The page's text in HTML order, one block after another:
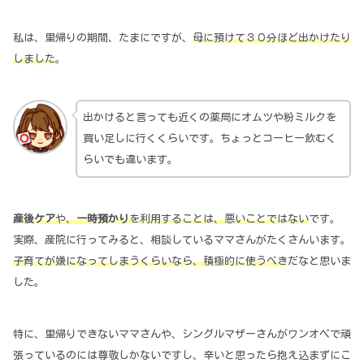
私は、里帰りの期間、たまにですが、 母に預けて３０分ほど出かけたり
しました。
出かけると言っても近くの薬局にオムツや粉ミルクを
買い足しに行くくらいです。ちょっとコーヒー飲むく
らいでも違います。
産後ケアや、一時預かりを利用することは、悪いことではないです。
実際、産院に行ってみると、相談しているママさんがたくさんいます。
子育てが嫌になってしまうくらいなら、積極的に使うべきだなと思いま
した。
特に、里帰りできないママさんや、シングルマザーさんがワンオペで頑
張っているのには尊敬しかないですし、辛いと思ったら抱え込まずにこ